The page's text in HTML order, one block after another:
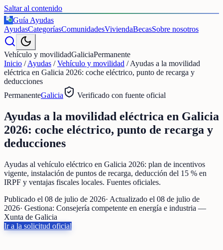
Saltar al contenido
€
Guía Ayudas
AyudasCategoríasComunidadesViviendaBecasSobre nosotros
Vehículo y movilidadGaliciaPermanente
Inicio /Ayudas /Vehículo y movilidad /Ayudas a la movilidad
eléctrica en Galicia 2026: coche eléctrico, punto de recarga y
deducciones
PermanenteGalicia Verificado con fuente oficial
Ayudas a la movilidad eléctrica en Galicia
2026: coche eléctrico, punto de recarga y
deducciones
Ayudas al vehículo eléctrico en Galicia 2026: plan de incentivos
vigente, instalación de puntos de recarga, deducción del 15 % en
IRPF y ventajas fiscales locales. Fuentes oficiales.
Publicado el 08 de julio de 2026· Actualizado el 08 de julio de
2026· Gestiona: Consejería competente en energía e industria —
Xunta de Galicia
Ir a la solicitud oficial